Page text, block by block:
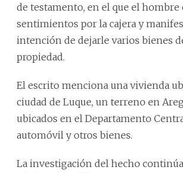
de testamento, en el que el hombre
sentimientos por la cajera y
intención de dejarle varios bienes
propiedad.
El escrito menciona una vivienda
ciudad de Luque, un terreno en
ubicados en el Departamento
automóvil y otros bienes.
La investigación del hecho